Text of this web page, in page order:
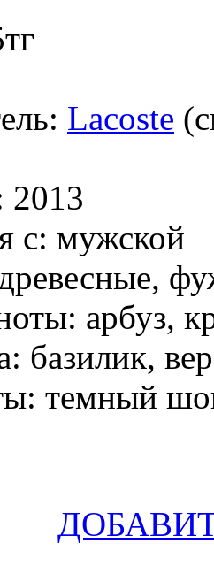
тг
Lacoste
2013
с: мужской
арбуз,
базилик,
темный